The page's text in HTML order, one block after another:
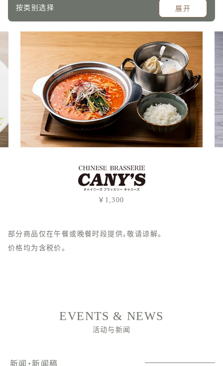
按类别选择 展开
￥1,300
部分商品仅在午餐或晚餐时段提供，敬请谅解。
价格均为含税价。
EVENTS & NEWS
活动与新闻
新闻・新闻稿